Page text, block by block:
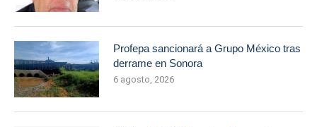
Profepa sancionará a Grupo México tras
derrame en Sonora
6 agosto, 2026